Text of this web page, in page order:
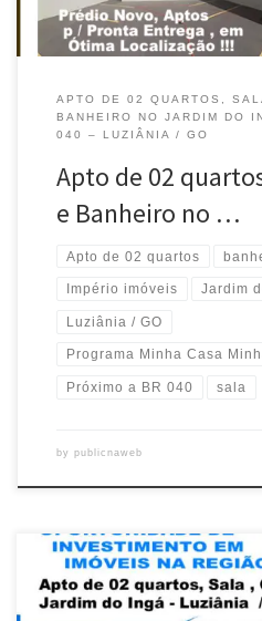
APTO DE 02 QUARTOS,
BANHEIRO NO JARDIM DO
040 – LUZIÂNIA / GO
Apto de 02
e Banheiro no …
Apto de 02 quartos
Império imóveis Jardim
Luziânia / GO
Programa Minha Casa
Próximo a BR 040 sala
by publicnaweb